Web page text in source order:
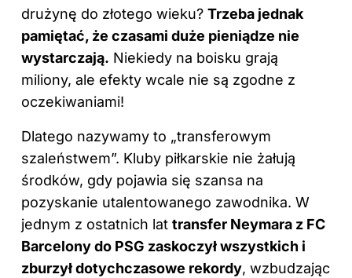
drużynę do złotego wieku? Trzeba jednak
pamiętać, że czasami duże pieniądze nie
wystarczają. Niekiedy na boisku grają
miliony, ale efekty wcale nie są zgodne z
oczekiwaniami!
Dlatego nazywamy to „transferowym
szaleństwem”. Kluby piłkarskie nie żałują
środków, gdy pojawia się szansa na
pozyskanie utalentowanego zawodnika. W
jednym z ostatnich lat transfer Neymara z FC
Barcelony do PSG zaskoczył wszystkich i
zburzył dotychczasowe rekordy, wzbudzając